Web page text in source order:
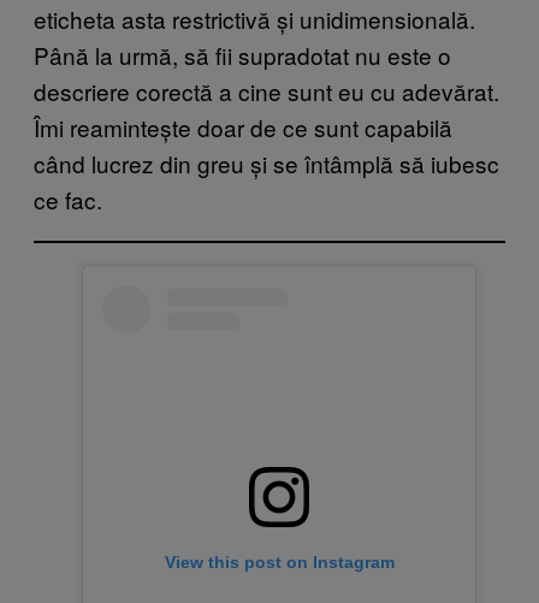
eticheta asta restrictivă și unidimensională.
Până la urmă, să fii supradotat nu este o
descriere corectă a cine sunt eu cu adevărat.
Îmi reamintește doar de ce sunt capabilă
când lucrez din greu și se întâmplă să iubesc
ce fac.
View this post on Instagram